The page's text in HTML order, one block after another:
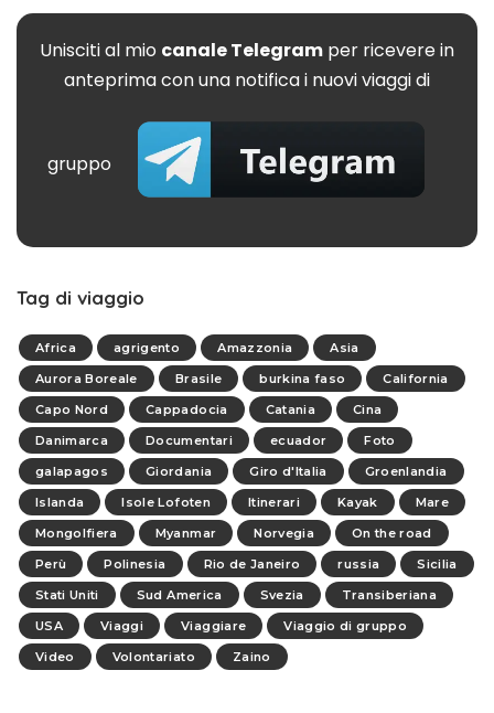
Unisciti al mio canale Telegram per ricevere in
anteprima con una notifica i nuovi viaggi di
gruppo
Tag di viaggio
Africa agrigento Amazzonia
Asia
Aurora Boreale
Brasile burkina faso
California
Capo Nord
Cappadocia Catania
Cina
Danimarca
Documentari ecuador
Foto
galapagos
Giordania Giro d'Italia
Groenlandia
Islanda
Isole Lofoten Itinerari Kayak
Mare
Mongolfiera
Myanmar Norvegia
On the road
Perù
Polinesia Rio de Janeiro russia
Sicilia
Stati Uniti
Sud America Svezia
Transiberiana
USA
Viaggi Viaggiare
Viaggio di gruppo
Video
Volontariato Zaino